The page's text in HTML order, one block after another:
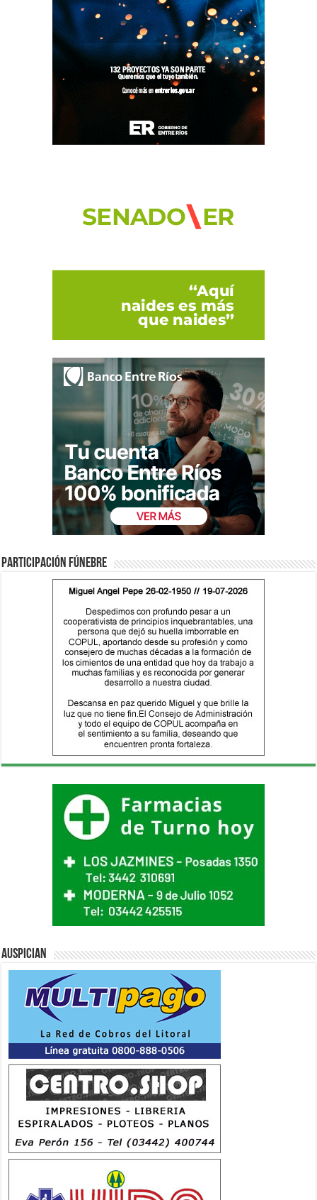
Participación fúnebre
Auspician